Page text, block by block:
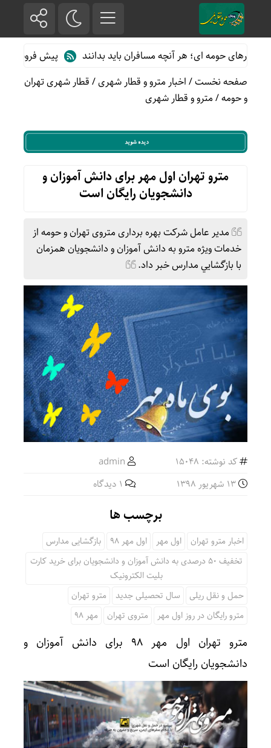
حومه ای؛ هر آنچه مسافران باید بدانند
پیش فروش بلیت
صفحه نخست/اخبار مترو و قطار شهری/قطار شهری تهران
و حومه/مترو و قطار شهری
مترو تهران اول مهر برای دانش آموزان و
دانشجویان رایگان است
مدير عامل شرکت بهره برداری متروی تهران و حومه از
خدمات ويژه مترو به دانش آموزان و دانشجویان همزمان
با بازگشايي مدارس خبر داد.
کد نوشته: 15048
admin
1 دیدگاه
برچسب ها
اخبار مترو تهران اول مهر اول مهر 98
بازگشایی مدارس
تخفیف ۵۰ درصدی به دانش آموزان و دانشجویان برای خرید کارت
بلیت الکترونیک
حمل و نقل ریلی
سال تحصیلی جدید
مترو تهران
مترو رایگان در روز اول مهر
متروی تهران مهر 98
مترو تهران اول مهر ۹۸ برای دانش آموزان و
دانشجویان رایگان است